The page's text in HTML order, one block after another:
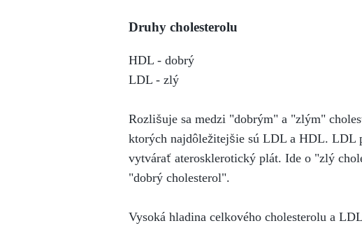
Druhy cholesterolu
HDL - dobrý
LDL - zlý
Rozlišuje sa medzi "dobrým" a "zlým"
ktorých najdôležitejšie sú LDL a HDL. LDL
vytvárať aterosklerotický plát. Ide o "zlý
"dobrý cholesterol".
Vysoká hladina celkového cholesterolu a